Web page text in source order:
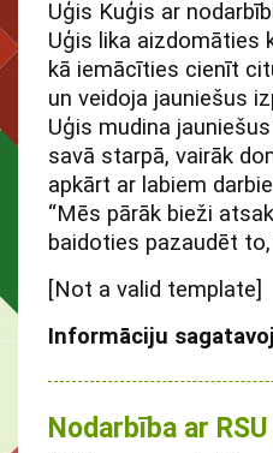
Uģis Kuģis ar
Uģis lika aizdomāties
kā iemācīties cienīt
un veidoja jauniešus
Uģis mudina
savā starpā, vairāk
apkārt ar labiem
“Mēs pārāk bieži
baidoties pazaudēt
[Not a valid template]
Informāciju
Nodarbība ar